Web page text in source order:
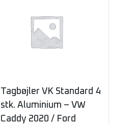
Tagbøjler VK Standard 4
stk. Aluminium – VW
Caddy 2020 / Ford